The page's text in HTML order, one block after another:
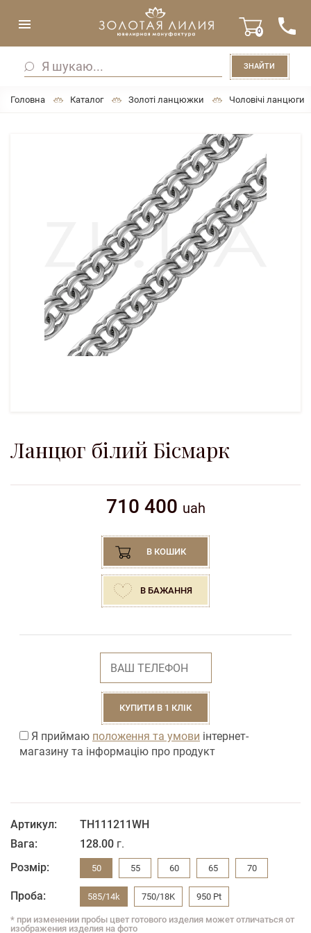
0
ЗНАЙТИ
Головна Каталог Золоті ланцюжки Чоловічі ланцюги
Ланцюг білий Бісмарк
710 400 uah
В КОШИК
В БАЖАННЯ
КУПИТИ В 1 КЛІК
Я приймаю положення та умови інтернет-
магазину та інформацію про продукт
Артикул:
ТН111211WH
Вага:
128.00 г.
Розмір:
50 55 60 65 70
Проба: 585/14k 750/18K 950 Pt
* при изменении пробы цвет готового изделия может отличаться от
изображения изделия на фото